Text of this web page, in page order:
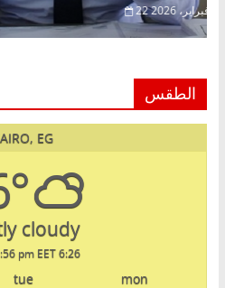
22 فبراير، 2026
الطقس
EG
cloudy
6:26 am
pm EET
mon
tue